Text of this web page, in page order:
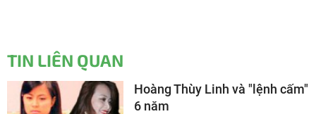
TIN LIÊN QUAN
Hoàng Thùy Linh và "lệnh cấm"
6 năm